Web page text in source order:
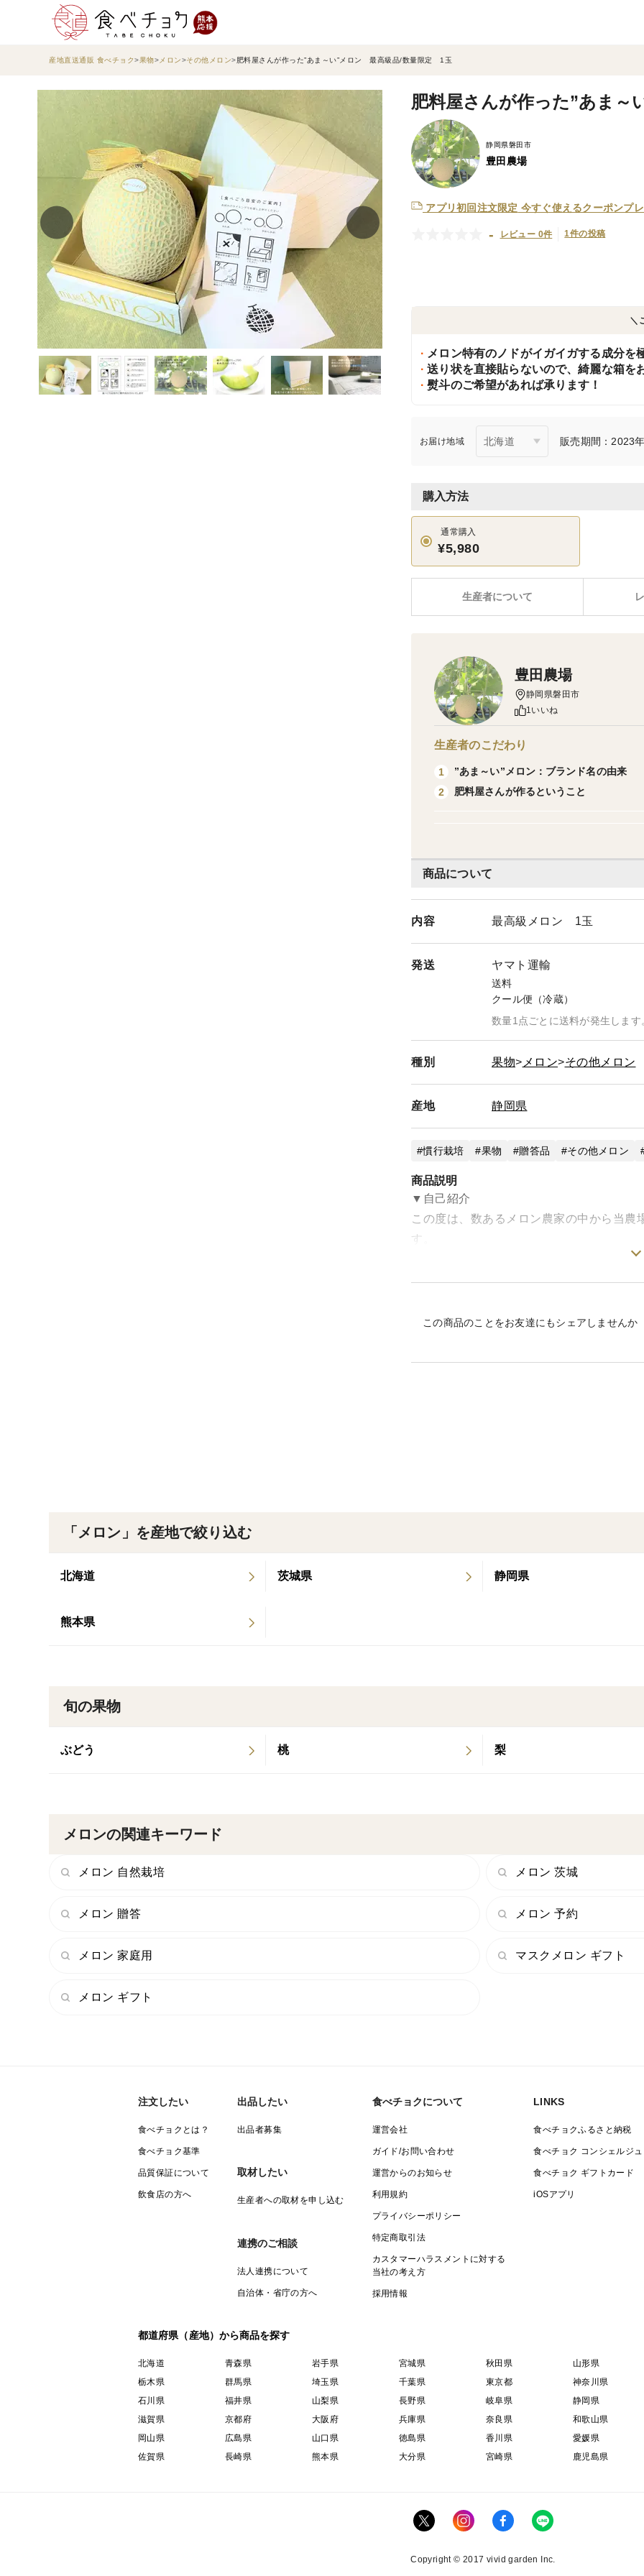
産地直送通販 食べチョク 果物 メロン その他メロン 肥料屋さんが作った”あま～い”メロン 最高級品/数量限定 1玉
肥料屋さんが作った”あま
静岡県磐田市
豊田農場
アプリ初回注文限定 今すぐ使えるクーポンプ
- レビュー 0件 1件の投稿
＼
メロン特有のノドがイガイガする成分を
送り状を直接貼らないので、綺麗な箱を
熨斗のご希望があれば承ります！
お届け地域 販売期間：2023
購入方法
通常購入
¥5,980
生産者について
商品について
内容 最高級メロン 1玉
発送 ヤマト運輸
送料
クール便（冷蔵）
数量1点ごとに送料が発生します
種別 果物 メロン その他メロン
産地 静岡県
慣行栽培 果物 贈答品 その他メロン
商品説明
▼自己紹介
この度は、数あるメロン農家の中から当農
す。
メロンをお客様に喜んでいただけることが
▼数量、分量の目安
この商品のことをお友達にもシェアしませんか
豊田農場
静岡県磐田市
1いいね
生産者のこだわり
1
”あま～い”メロン：ブランド名の由来
2
肥料屋さんが作るということ
「メロン」を産地で絞り込む
北海道 茨城県 静岡県
熊本県
旬の果物
ぶどう 桃 梨
メロンの関連キーワード
メロン 自然栽培 メロン 茨城
メロン 贈答 メロン 予約
メロン 家庭用 マスクメロン ギフト
メロン ギフト
注文したい
食べチョクとは？
食べチョク基準
品質保証について
飲食店の方へ
出品したい
出品者募集
取材したい
生産者への取材を申し込む
連携のご相談
法人連携について
自治体・省庁の方へ
食べチョクについて
運営会社
ガイド/お問い合わせ
運営からのお知らせ
利用規約
プライバシーポリシー
特定商取引法
カスタマーハラスメントに対する
当社の考え方
採用情報
LINKS
食べチョクふるさと納税
食べチョク コンシェルジュ
食べチョク ギフトカード
iOSアプリ
都道府県（産地）から商品を探す
北海道 青森県 岩手県 宮城県 秋田県 山形県
栃木県
群馬県 埼玉県 千葉県 東京都 神奈川県
石川県
福井県 山梨県 長野県 岐阜県 静岡県
滋賀県
京都府 大阪府 兵庫県 奈良県 和歌山県
岡山県
広島県 山口県 徳島県 香川県 愛媛県
佐賀県
長崎県 熊本県 大分県 宮崎県 鹿児島県
Copyright © 2017 vivid garden Inc.